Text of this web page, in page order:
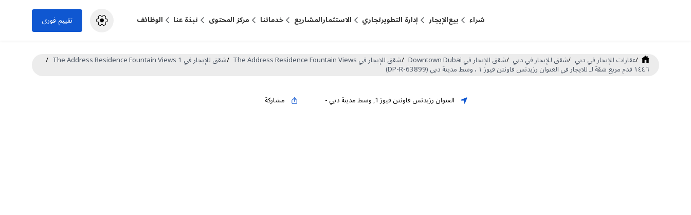
شراء بيعالإيجار إدارة التطويرتجاري الاستثمارالمشاريع خدماتنا مركز المحتوى نبذة عنا الوظائف تقييم فوري
/عقارات للإيجار في دبي /شقق للإيجار في دبي /شقق للإيجار في Downtown Dubai /شقق للإيجار في The Address Residence Fountain Views /شقق للإيجار في The Address Residence Fountain Views 1 /
١٤٤٦ قدم مربع شقة لـ للايجار في العنوان رزيدنس فاونتن فيوز ١ ، وسط مدينة دبي (DP-R-63899)
العنوان رزيدنس فاونتن فيوز 1 ,وسط مدينة دبي- مشاركة